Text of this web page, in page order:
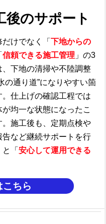
後のサポート
けでなく「 下地からの
信頼できる施工管理 」の3
下地の清掃や不陸調整
の通り道”になりやすい箇
仕上げの確認工程では
均一な状態になったこ
施工後も、定期点検や
告など継続サポートを行
と「 安心して運用できる
こちら